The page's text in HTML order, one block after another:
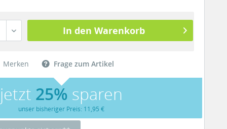
In den Warenkorb
Merken Frage zum Artikel
jetzt 25% sparen
unser bisheriger Preis: 11,95 €